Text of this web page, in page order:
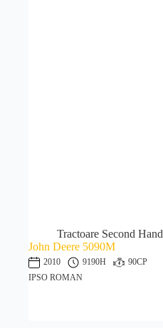
Tractoare Second Hand
John Deere 5090M
2010 9190H
90CP
IPSO ROMAN